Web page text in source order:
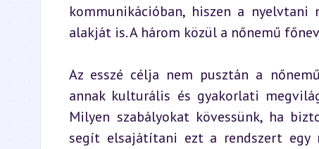
kommunikációban, hiszen a nyelvtani
alakját is. A három közül a nőnemű
Az esszé célja nem pusztán a
annak kulturális és gyakorlati
Milyen szabályokat kövessünk, ha
segít elsajátítani ezt a rendszert egy